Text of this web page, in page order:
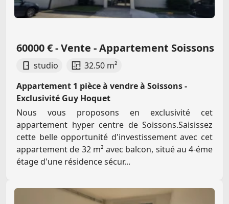
60000 € - Vente - Appartement Soissons
studio
32.50 m²
Appartement 1 pièce à vendre à Soissons -
Exclusivité Guy Hoquet
Nous vous proposons en exclusivité cet
appartement hyper centre de Soissons.Saisissez
cette belle opportunité d'investissement avec cet
appartement de 32 m² avec balcon, situé au 4-éme
étage d'une résidence sécur...